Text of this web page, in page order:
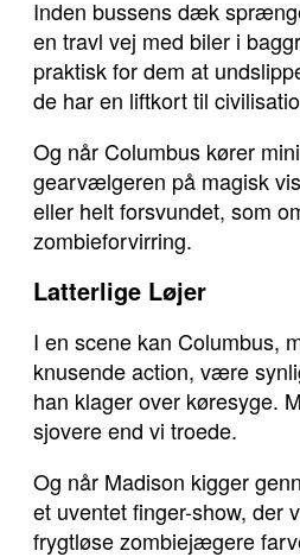
Inden bussens dæk
en travl vej med biler i
praktisk for dem at
de har en liftkort til
Og når Columbus kører
gearvælgeren på magisk
eller helt forsvundet, som
zombieforvirring.
Latterlige Løjer
I en scene kan Columbus,
knusende action, være
han klager over køresyge.
sjovere end vi troede.
Og når Madison kigger
et uventet finger-show, der
frygtløse zombiejægere